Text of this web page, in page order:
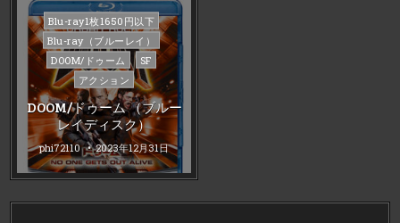
Posted
in
Blu-ray1枚1650円以下
Blu-ray（ブルーレイ）
DOOM/ドゥーム
SF
アクション
DOOM/ドゥーム （ブルー
レイディスク）
phi72110 2023年12月31日